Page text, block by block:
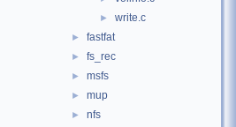
► write.c
► fastfat
► fs_rec
► msfs
► mup
► nfs